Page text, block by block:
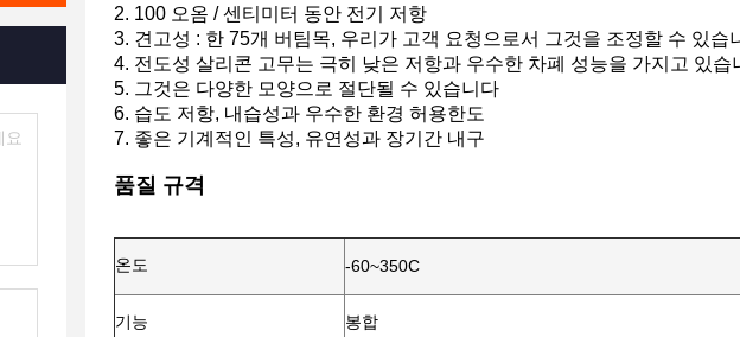
2. 100 오옴 / 센티미터 동안 전기 저항
3. 견고성 : 한 75개 버팀목, 우리가 고객 요청으로서 그것을 조정할 수 있습
4. 전도성 살리콘 고무는 극히 낮은 저항과 우수한 차폐 성능을 가지고 있습
5. 그것은 다양한 모양으로 절단될 수 있습니다
6. 습도 저항, 내습성과 우수한 환경 허용한도
7. 좋은 기계적인 특성, 유연성과 장기간 내구
품질 규격
온도 -60~350C
기능 봉합